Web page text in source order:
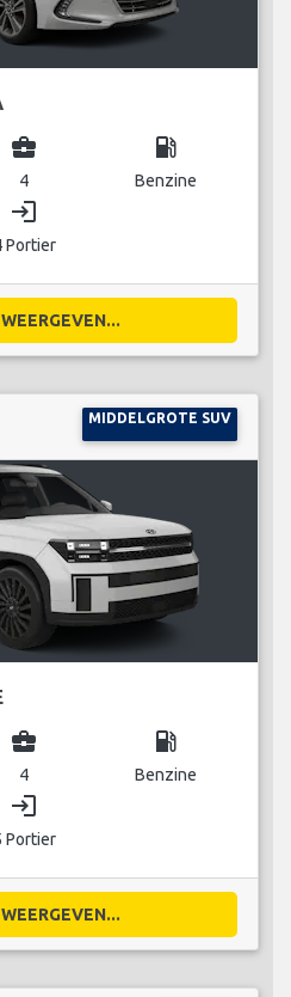
business_center
4
local_gas_station
Benzine
login
Portier
MIDDELGROTE SUV
business_center
4
local_gas_station
Benzine
login
Portier